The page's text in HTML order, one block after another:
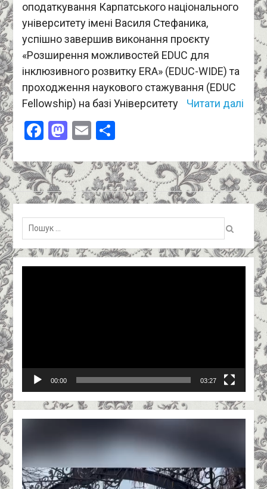
оподаткування Карпатського національного
університету імені Василя Стефаника,
успішно завершив виконання проєкту
«Розширення можливостей EDUC для
інклюзивного розвитку ERA» (EDUC-WIDE) та
проходження наукового стажування (EDUC
Fellowship) на базі Університету
Читати далі
Facebook
Mastodon
Email
Пошук:
00:00 03:27